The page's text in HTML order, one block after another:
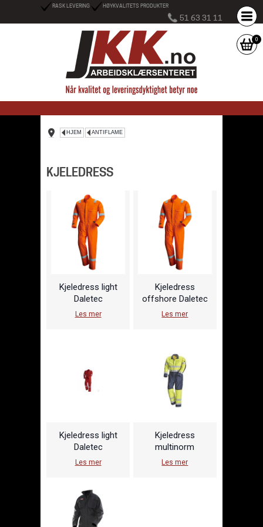
0
RASK LEVERING HØYKVALITETS PRODUKTER
51 63 31 11
HJEM ANTIFLAME
KJELEDRESS
Kjeledress light
Daletec
Les mer
Kjeledress
offshore Daletec
Les mer
Kjeledress light
Daletec
Les mer
Kjeledress
multinorm
Les mer